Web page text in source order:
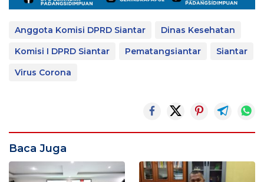
Anggota Komisi DPRD Siantar
Dinas Kesehatan
Komisi I DPRD Siantar
Pematangsiantar
Siantar
Virus Corona
Baca Juga